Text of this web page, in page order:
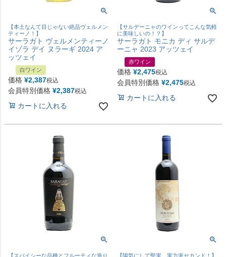
【本土なんて目じゃない絶品ヴェルメン
ティーノ！】
サーラガト ヴェルメンティーノ
イゾラ デイ ヌラーギ 2024 ア
ッツェイ
白ワイン
価格 ¥2,387税込
会員特別価格 ¥2,387税込
カートに入れる
【サルデーニャのワインってこんな気軽
に美味しいの！？】
サーラガト モニカ ディ サルデ
ーニャ 2023 アッツェイ
赤ワイン
価格 ¥2,475税込
会員特別価格 ¥2,475税込
カートに入れる
【スパイシーな品種とフルーティな造り 【陽気にして堅実、実力派セカンド！】